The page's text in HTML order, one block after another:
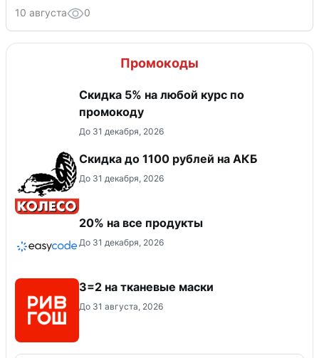
10 августа 0
Промокоды
Скидка 5% на любой курс по
промокоду
До 31 декабря, 2026
Скидка до 1100 рублей на АКБ
До 31 декабря, 2026
20% на все продукты
До 31 декабря, 2026
3=2 на тканевые маски
До 31 августа, 2026